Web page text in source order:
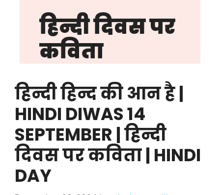
हिन्दी दिवस पर
कविता
हिन्दी हिन्द की आन है |
HINDI DIWAS 14
SEPTEMBER | हिन्दी
दिवस पर कविता | HINDI
DAY